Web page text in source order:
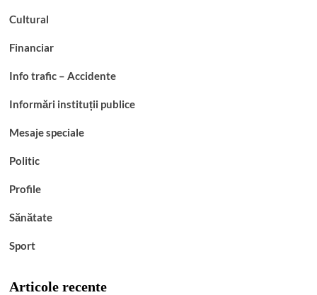
Cultural
Financiar
Info trafic – Accidente
Informări instituții publice
Mesaje speciale
Politic
Profile
Sănătate
Sport
Articole recente